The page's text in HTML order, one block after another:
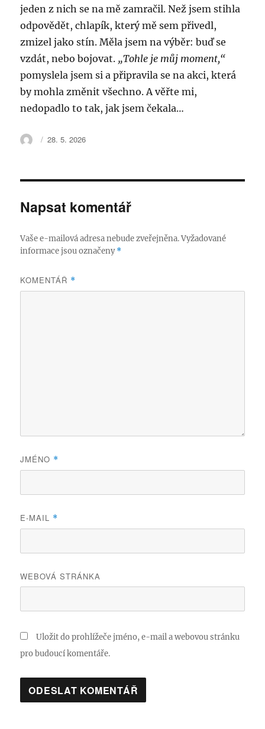
jeden z nich se na mě zamračil. Než jsem stihla
odpovědět, chlapík, který mě sem přivedl,
zmizel jako stín. Měla jsem na výběr: buď se
vzdát, nebo bojovat. „Tohle je můj moment,“
pomyslela jsem si a připravila se na akci, která
by mohla změnit všechno. A věřte mi,
nedopadlo to tak, jak jsem čekala…
Autor:
Publikováno:
28. 5. 2026
Napsat komentář
Vaše e-mailová adresa nebude zveřejněna. Vyžadované
informace jsou označeny*
KOMENTÁŘ *
JMÉNO *
E-MAIL *
WEBOVÁ STRÁNKA
Uložit do prohlížeče jméno, e-mail a webovou stránku
pro budoucí komentáře.